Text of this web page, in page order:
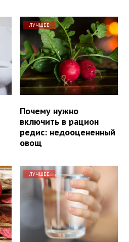
ЛУЧШЕЕ
Почему нужно
включить в рацион
редис: недооцененный
овощ
ЛУЧШЕЕ